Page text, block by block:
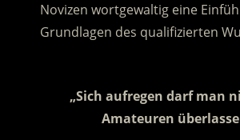
Novizen wortgewaltig eine
Grundlagen des qualifizierten
„Sich aufregen darf man
Amateuren